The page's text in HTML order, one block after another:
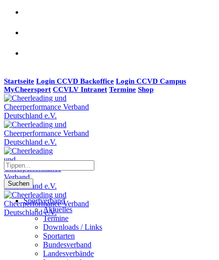
Startseite Login CCVD Backoffice Login CCVD Campus
MyCheersport CCVLV Intranet Termine Shop
Suchen
Sportverband
Aktuelles
Termine
Downloads / Links
Sportarten
Bundesverband
Landesverbände